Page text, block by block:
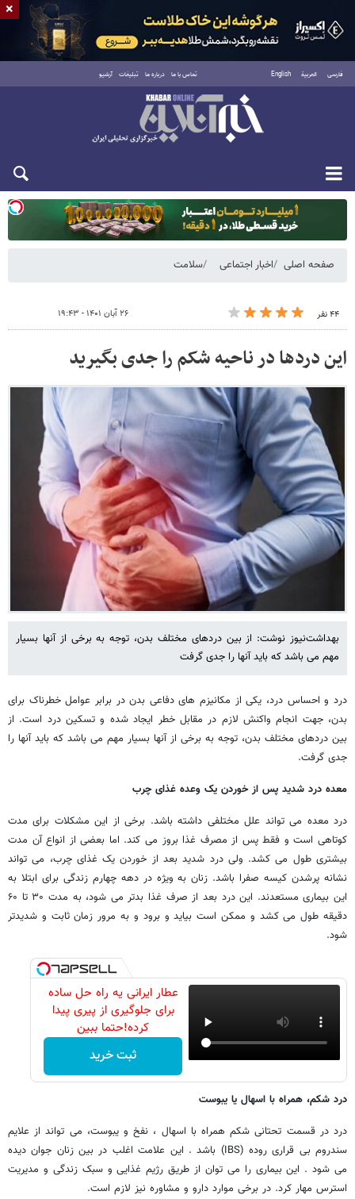
فارسی العربية English تماس با ما درباره ما تبلیغات آرشیو
دوشنبه ۱۹ مرداد ۱۴۰۵
صفحه اصلی اخبار اجتماعی سلامت
۴۴ نفر ۲۶ آبان ۱۴۰۱ - ۱۹:۴۳
این دردها در ناحیه شکم را جدی بگیرید
بهداشت‌نیوز نوشت: از بین دردهای مختلف بدن، توجه به برخی از آنها بسیار
مهم می باشد که باید آنها را جدی گرفت
درد و احساس درد، یکی از مکانیزم های دفاعی بدن در برابر عوامل خطرناک برای
بدن، جهت انجام واکنش لازم در مقابل خطر ایجاد شده و تسکین درد است. از
بین دردهای مختلف بدن، توجه به برخی از آنها بسیار مهم می باشد که باید آنها را
جدی گرفت.
معده درد شدید پس از خوردن یک وعده غذای چرب
درد معده می تواند علل مختلفی داشته باشد. برخی از این مشکلات برای مدت
کوتاهی است و فقط پس از مصرف غذا بروز می کند. اما بعضی از انواع آن مدت
بیشتری طول می کشد. ولی درد شدید بعد از خوردن یک غذای چرب، می تواند
نشانه پرشدن کیسه صفرا باشد. زنان به ویژه در دهه چهارم زندگی برای ابتلا به
این بیماری مستعدند. این درد بعد از صرف غذا بدتر می شود، به مدت ۳۰ تا ۶۰
دقیقه طول می کشد و ممکن است بیاید و برود و به مرور زمان ثابت و شدیدتر
شود.
عطار ایرانی یه راه حل ساده
برای جلوگیری از پیری پیدا
کرده!حتما ببین
ثبت خرید
درد شکم، همراه با اسهال یا یبوست
درد در قسمت تحتانی شکم همراه با اسهال ، نفخ و یبوست، می تواند از علایم
سندروم بی قراری روده (IBS) باشد . این علامت اغلب در بین زنان جوان دیده
می شود . این بیماری را می توان از طریق رژیم غذایی و سبک زندگی و مدیریت
استرس مهار کرد. در برخی موارد دارو و مشاوره نیز لازم است.
×